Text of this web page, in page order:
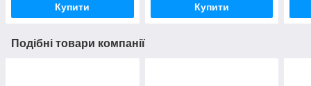
Купити Купити
Подібні товари компанії